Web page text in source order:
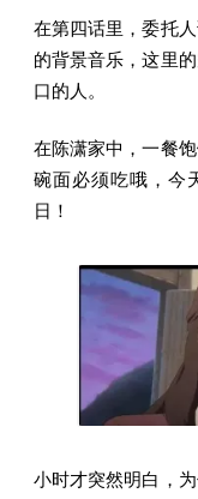
在第四话里，委托
的背景音乐，这里
口的人。
在陈潇家中，一餐
碗面必须吃哦，今
日！
小时才突然明白，